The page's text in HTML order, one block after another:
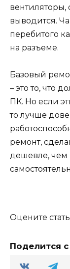
вентиляторы,
выводится.
перебитого
на разъеме.
Базовый
– это то, что
ПК. Но если
то лучше
ремонт,
дешевле, чем
Оцените
Поделится